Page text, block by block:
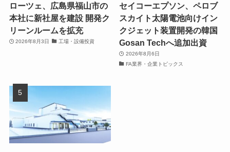
ローツェ、広島県福山市の
本社に新社屋を建設 開発ク
リーンルームを拡充
2026年8月3日 工場・設備投資
セイコーエプソン、ペロブ
スカイト太陽電池向けイン
クジェット装置開発の韓国
Gosan Techへ追加出資
2026年8月6日
FA業界・企業トピックス